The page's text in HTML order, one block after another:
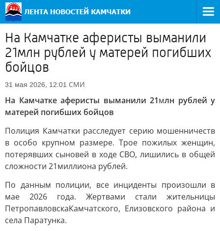
На Камчатке аферисты выманили
21млн рублей у матерей погибших
бойцов
31 мая 2026, 12:01 СМИ
На Камчатке аферисты выманили 21млн рублей у
матерей погибших бойцов
Полиция Камчатки расследует серию мошенничеств
в особо крупном размере. Трое пожилых женщин,
потерявших сыновей в ходе СВО, лишились в общей
сложности 21миллиона рублей.
По данным полиции, все инциденты произошли в
мае 2026 года. Жертвами стали жительницы
ПетропавловскаКамчатского, Елизовского района и
села Паратунка.